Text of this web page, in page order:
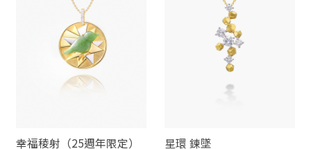
幸福稜射（25週年限定） 星環 鍊墜